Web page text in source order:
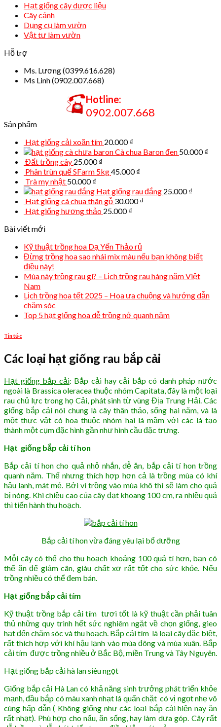
Hạt giống cây dược liệu
Cây cảnh
Dụng cụ làm vườn
Vật tư làm vườn
Hỗ trợ
Ms. Lương (0399.616.628)
Ms Linh (0902.007.668)
Hotline:
0902.007.668
Sản phẩm
Hạt giống cải xoăn tím 20.000₫
Cà chua Baron đen 50.000₫
Đất trồng cây 25.000₫
Phân trùn quế SFarm 5kg45.000₫
Trà my nhật 50.000₫
Hạt giống rau đắng 25.000₫
Hạt giống cà chua thân gỗ 30.000₫
Hạt giống hương thảo 25.000₫
Bài viết mới
Kỹ thuật trồng hoa Dạ Yến Thảo rủ
Đừng trồng hoa sao nhái mix màu nếu bạn không biết
điều này!
Mùa này trồng rau gì? – Lịch trồng rau hàng năm Việt
Nam
Lịch trồng hoa tết 2025 – Hoa ưa chuộng và hướng dẫn
chăm sóc
Top 5 hạt giống hoa dễ trồng nở quanh năm
Tin tức
Các loại hạt giống rau bắp cải
Hạt giống bắp cải: Bắp cải hay cải bắp có danh pháp nước
ngoài là Brassica oleracea thuộc nhóm Capitata, đây là một loại
rau chủ lực trong họ Cải, phát sinh từ vùng Địa Trung Hải. Các
giống bắp cải nói chung là cây thân thảo, sống hai năm, và là
một thực vật có hoa thuộc nhóm hai lá mầm với các lá tạo
thành một cụm đặc hình gần như hình cầu đặc trưng.
Hạt giống bắp cải tí hon
Bắp cải tí hon cho quả nhỏ nhắn, dễ ăn, bắp cải tí hon trồng
quanh năm. Thế nhưng thích hợp hơn cả là trồng mùa có khí
hậu lanh, mát mẻ. Bởi vì trồng vào mùa khô thì sẽ làm cho quả
bị nóng. Khi chiều cao của cây đạt khoang 100 cm, ra nhiều quả
thì tiến hành thu hoạch.
Bắp cải tí hon vừa đáng yêu lại bổ dưỡng
Mỗi cây có thể cho thu hoạch khoảng 100 quả tí hơn, bạn có
thể ăn để giảm cân, giàu chất xơ rất tốt cho sức khỏe. Nếu
trồng nhiều có thể đem bán.
Hạt giống bắp cải tím
Kỹ thuật trồng bắp cải tím tươi tốt là kỹ thuật cần phải tuân
thủ những quy trình hết sức nghiêm ngặt về chọn giống, gieo
hạt đến chăm sóc và thu hoạch. Bắp cải tím là loại cây đặc biệt,
rất thích hợp với khí hậu lạnh vào mùa đông và mùa xuân. Bắp
cải tím được trồng nhiều ở Bắc Bộ, miền Trung và Tây Nguyên.
Hạt giống bắp cải hà lan siêu ngọt
Giống bắp cải Hà Lan có khả năng sinh trưởng phát triển khỏe
mạnh, đầu bắp có màu xanh nhạt lá quấn chặt có vị ngọt nhẹ vô
cùng hấp dẫn ( Không giống như các loại bắp cải hiện nay ăn
rất nhạt). Phù hợp cho nấu, ăn sống, hay làm dưa góp. Cây rất